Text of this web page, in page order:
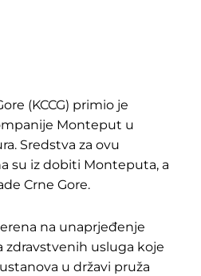
(KCCG) primio je
Monteput u
Sredstva za ovu
su iz dobiti Monteputa, a
Crne Gore.
na unaprjeđenje
zdravstvenih usluga koje
u državi pruža